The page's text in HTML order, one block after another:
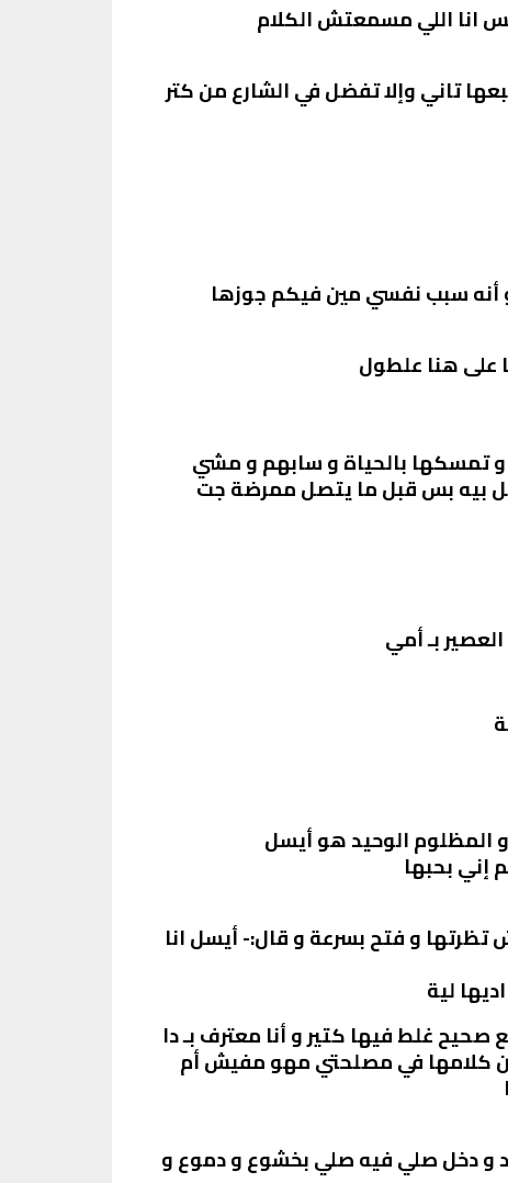
انا اللي مسمعتش الكلام
تاني وإلا تفضل في الشارع من كتر
سبب نفسي مين فيكم جوزها
على هنا علطول
تمسكها بالحياة و سابهم و مشي
بيه بس قبل ما يتصل ممرضة جت
بـ أمي
المظلوم الوحيد هو أيسل
بحبها
و فتح بسرعة و قال:- أيسل انا
لية
غلط فيها كتير و أنا معترف بـ دا
كلامها في مصلحتي مهو مفيش أم
و دخل صلي فيه صلي بخشوع و دموع و